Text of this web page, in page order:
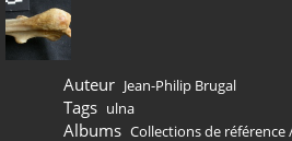
Auteur Jean-Philip Brugal
Tags ulna
Albums Collections de référence